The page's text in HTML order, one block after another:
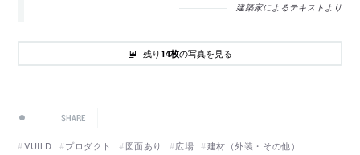
建築家によるテキストより
残り14枚の写真を見る
SHARE
VUILD プロダクト 図面あり 広場
建材（外装・その他）